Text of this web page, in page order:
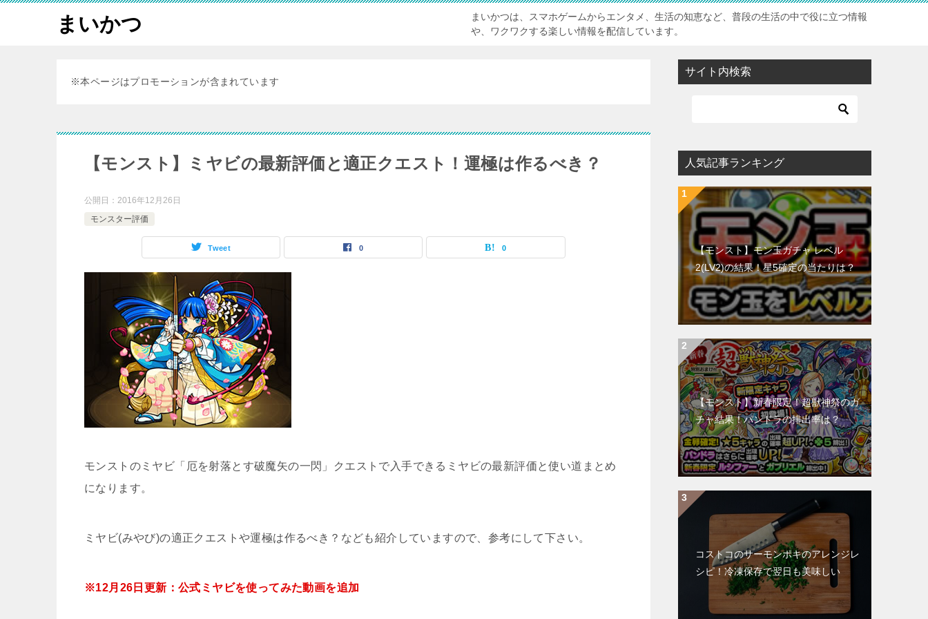
まいかつ
まいかつは、スマホゲームからエンタメ、生活の知恵など、普段の生活の中で役に立つ情報
や、ワクワクする楽しい情報を配信しています。
※本ページはプロモーションが含まれています
【モンスト】ミヤビの最新評価と適正クエスト！運極は作るべき？
公開日： 2016年12月26日
モンスター評価
Tweet 0 0
モンストのミヤビ「厄を射落とす破魔矢の一閃」クエストで入手できるミヤビの最新評価と使い道まとめ
になります。
ミヤビ(みやび)の適正クエストや運極は作るべき？なども紹介していますので、参考にして下さい。
※12月26日更新：公式ミヤビを使ってみた動画を追加
サイト内検索
人気記事ランキング
【モンスト】モン玉ガチャ レベル
2(LV2)の結果！星5確定の当たりは？
【モンスト】新春限定！超獣神祭のガ
チャ結果！パンドラの排出率は？
コストコのサーモンポキのアレンジレ
シピ！冷凍保存で翌日も美味しい